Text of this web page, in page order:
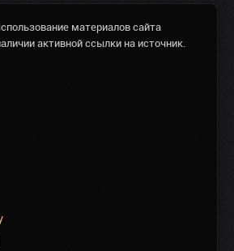
материалов сайта
активной ссылки на источник.